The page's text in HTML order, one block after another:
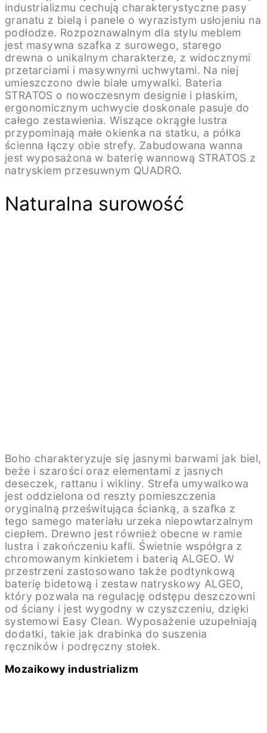
industrializmu cechują charakterystyczne pasy
granatu z bielą i panele o wyrazistym usłojeniu na
podłodze. Rozpoznawalnym dla stylu meblem
jest masywna szafka z surowego, starego
drewna o unikalnym charakterze, z widocznymi
przetarciami i masywnymi uchwytami. Na niej
umieszczono dwie białe umywalki. Bateria
STRATOS o nowoczesnym designie i płaskim,
ergonomicznym uchwycie doskonale pasuje do
całego zestawienia. Wiszące okrągłe lustra
przypominają małe okienka na statku, a półka
ścienna łączy obie strefy. Zabudowana wanna
jest wyposażona w baterię wannową STRATOS z
natryskiem przesuwnym QUADRO.
Naturalna surowość
Boho charakteryzuje się jasnymi barwami jak biel,
beże i szarości oraz elementami z jasnych
deseczek, rattanu i wikliny. Strefa umywalkowa
jest oddzielona od reszty pomieszczenia
oryginalną prześwitująca ścianką, a szafka z
tego samego materiału urzeka niepowtarzalnym
ciepłem. Drewno jest również obecne w ramie
lustra i zakończeniu kafli. Świetnie współgra z
chromowanym kinkietem i baterią ALGEO. W
przestrzeni zastosowano także podtynkową
baterię bidetową i zestaw natryskowy ALGEO,
który pozwala na regulację odstępu deszczowni
od ściany i jest wygodny w czyszczeniu, dzięki
systemowi Easy Clean. Wyposażenie uzupełniają
dodatki, takie jak drabinka do suszenia
ręczników i podręczny stołek.
Mozaikowy industrializm